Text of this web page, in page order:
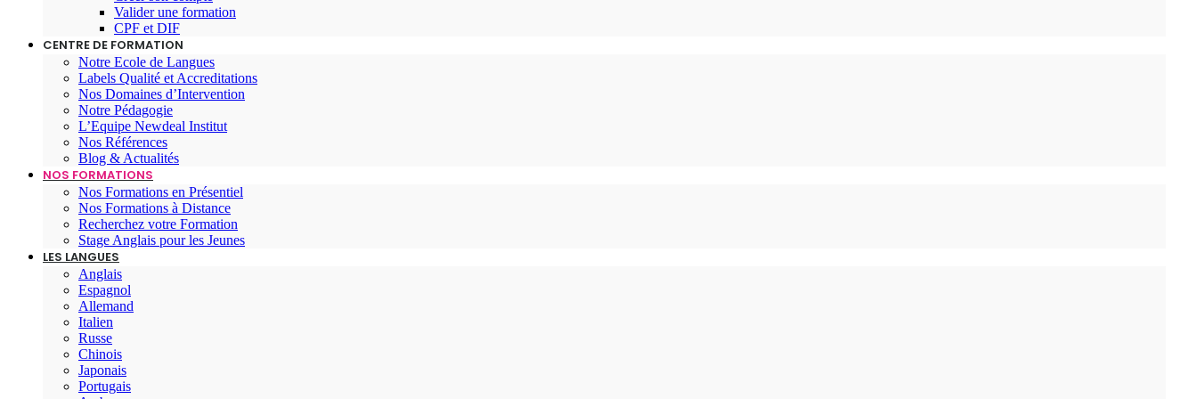
Valider une formation
CPF et DIF
CENTRE DE FORMATION
Notre Ecole de Langues
Labels Qualité et Accreditations
Nos Domaines d’Intervention
Notre Pédagogie
L’Equipe Newdeal Institut
Nos Références
Blog & Actualités
NOS FORMATIONS
Nos Formations en Présentiel
Nos Formations à Distance
Recherchez votre Formation
Stage Anglais pour les Jeunes
LES LANGUES
Anglais
Espagnol
Allemand
Italien
Russe
Chinois
Japonais
Portugais